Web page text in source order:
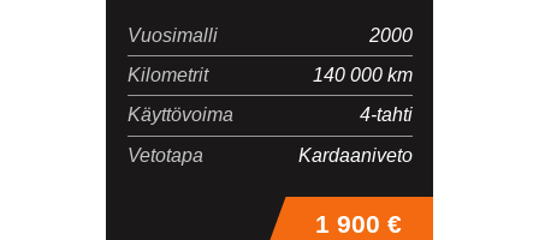
Vuosimalli
2000
Kilometrit
140 000 km
Käyttövoima
4-tahti
Vetotapa
Kardaaniveto
1 900 €